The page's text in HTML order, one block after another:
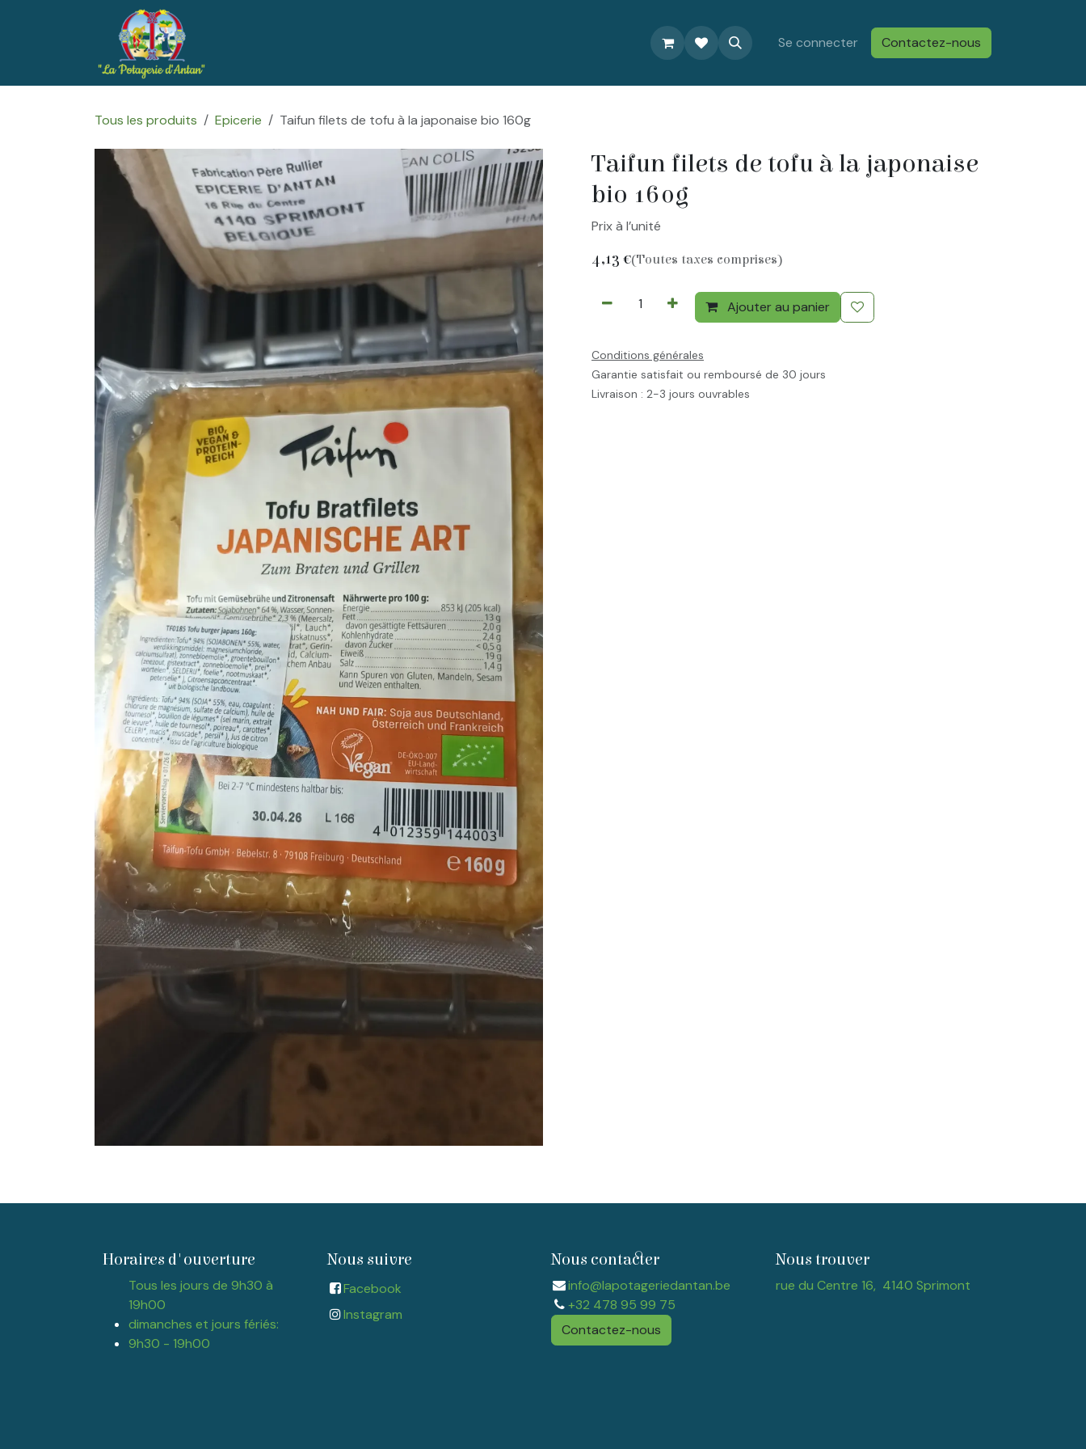
Contactez-nous Confidentialité & Cookies Conditions générales de
Se connecter Contactez-nous
Tous les produits Epicerie Taifun filets de tofu à la japonaise bio 160g
Taifun filets de tofu à la japonaise
bio 160g
Prix à l’unité
4,13 €(Toutes taxes comprises)
Ajouter au panier
Conditions générales
Garantie satisfait ou remboursé de 30 jours
Livraison : 2-3 jours ouvrables
Horaires d'ouverture
Tous les jours de 9h30 à
19h00
dimanches et jours fériés:
9h30 - 19h00
Nous trouver
rue du Centre 16, 4140 Sprimont
Nous contacter
info@lapotageriedantan.be
+32 478 95 99 75
Contactez-nous
Nous suivre
Facebook
Instagram​